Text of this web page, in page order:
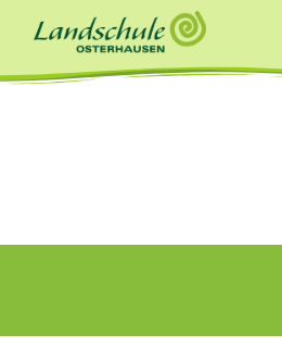
Inhalt